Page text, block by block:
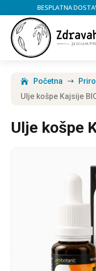
BESPLATNA
Početna $
Ulje košpe Kajsije
Ulje košpe